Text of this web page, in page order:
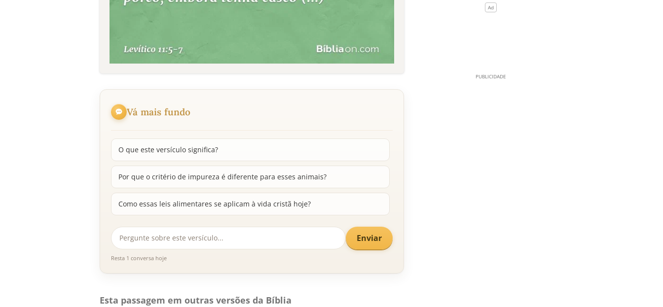
Vá mais fundo
O que este versículo significa?
Por que o critério de impureza é diferente para esses animais?
Como essas leis alimentares se aplicam à vida cristã hoje?
Enviar
Resta 1 conversa hoje
Esta passagem em outras versões da Bíblia